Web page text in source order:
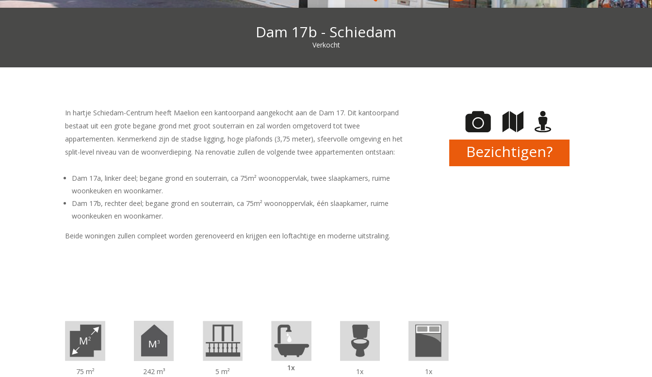
Dam 17b - Schiedam
Verkocht
In hartje Schiedam-Centrum heeft Maelion een kantoorpand aangekocht aan de Dam 17. Dit kantoorpand
bestaat uit een grote begane grond met groot souterrain en zal worden omgetoverd tot twee
appartementen. Kenmerkend zijn de stadse ligging, hoge plafonds (3,75 meter), sfeervolle omgeving en het
split-level niveau van de woonverdieping. Na renovatie zullen de volgende twee appartementen ontstaan:
Dam 17a, linker deel; begane grond en souterrain, ca 75m² woonoppervlak, twee slaapkamers, ruime
woonkeuken en woonkamer.
Dam 17b, rechter deel; begane grond en souterrain, ca 75m² woonoppervlak, één slaapkamer, ruime
woonkeuken en woonkamer.
Beide woningen zullen compleet worden gerenoveerd en krijgen een loftachtige en moderne uitstraling.
Bezichtigen?
75 m² 242 m³ 5 m² 1x 1x 1x